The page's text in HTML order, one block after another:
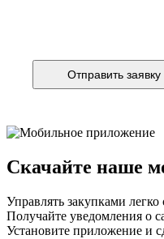
Отправить заявку
Скачайте наше
Управлять закупками
Получайте уведомления о
Установите приложение и